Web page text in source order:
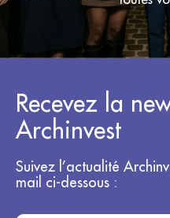
Recevez la
Archinvest
Suivez l’actualité
mail ci-dessous :